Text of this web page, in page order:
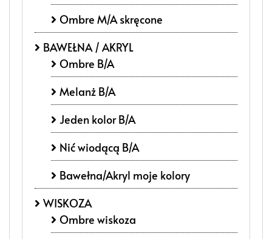
Ombre M/A skręcone
BAWEŁNA / AKRYL
Ombre B/A
Melanż B/A
Jeden kolor B/A
Nić wiodącą B/A
Bawełna/Akryl moje kolory
WISKOZA
Ombre wiskoza